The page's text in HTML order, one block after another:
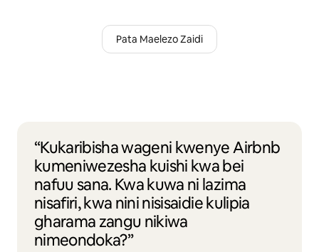
Pata Maelezo Zaidi
“Kukaribisha wageni kwenye Airbnb
kumeniwezesha kuishi kwa bei
nafuu sana. Kwa kuwa ni lazima
nisafiri, kwa nini nisisaidie kulipia
gharama zangu nikiwa
nimeondoka?”